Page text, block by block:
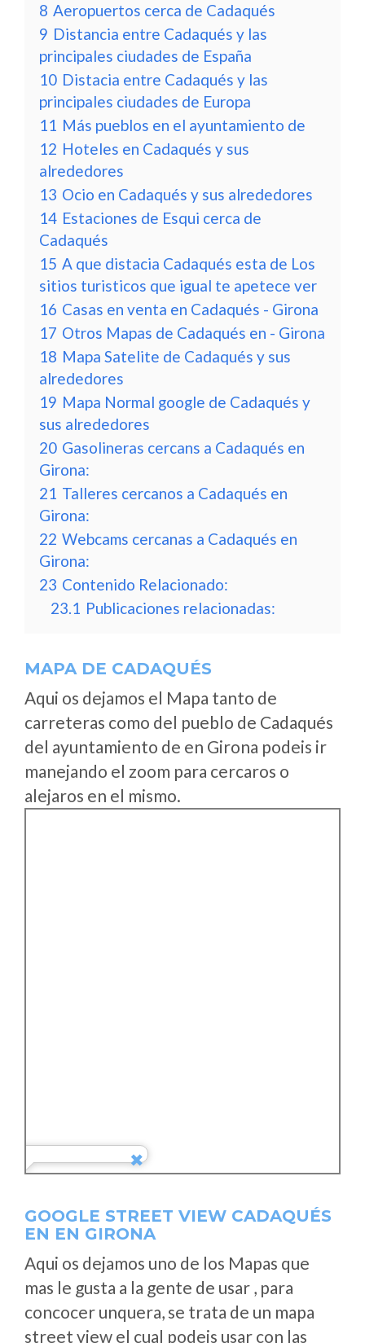
8 Aeropuertos cerca de Cadaqués
9 Distancia entre Cadaqués y las
principales ciudades de España
10 Distacia entre Cadaqués y las
principales ciudades de Europa
11 Más pueblos en el ayuntamiento de
12 Hoteles en Cadaqués y sus
alrededores
13 Ocio en Cadaqués y sus alrededores
14 Estaciones de Esqui cerca de
Cadaqués
15 A que distacia Cadaqués esta de Los
sitios turisticos que igual te apetece ver
16 Casas en venta en Cadaqués - Girona
17 Otros Mapas de Cadaqués en - Girona
18 Mapa Satelite de Cadaqués y sus
alrededores
19 Mapa Normal google de Cadaqués y
sus alrededores
20 Gasolineras cercans a Cadaqués en
Girona:
21 Talleres cercanos a Cadaqués en
Girona:
22 Webcams cercanas a Cadaqués en
Girona:
23 Contenido Relacionado:
23.1 Publicaciones relacionadas:
MAPA DE CADAQUÉS
Aqui os dejamos el Mapa tanto de
carreteras como del pueblo de Cadaqués
del ayuntamiento de en Girona podeis ir
manejando el zoom para cercaros o
alejaros en el mismo.
GOOGLE STREET VIEW CADAQUÉS
EN EN GIRONA
Aqui os dejamos uno de los Mapas que
mas le gusta a la gente de usar , para
concocer unquera, se trata de un mapa
street view el cual podeis usar con las